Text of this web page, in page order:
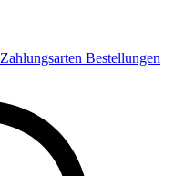
Zahlungsarten Bestellungen